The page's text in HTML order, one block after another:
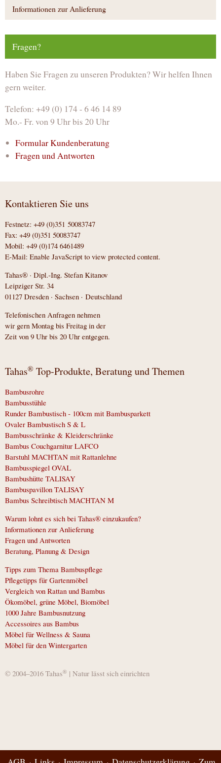
Informationen zur Anlieferung
Fragen?
Haben Sie Fragen zu unseren Produkten? Wir helfen Ihnen
gern weiter.
Telefon: +49 (0) 174 - 6 46 14 89
Mo.- Fr. von 9 Uhr bis 20 Uhr
Formular Kundenberatung
Fragen und Antworten
Kontaktieren Sie uns
Festnetz: +49 (0)351 50083747
Fax: +49 (0)351 50083747
Mobil: +49 (0)174 6461489
E-Mail: Enable JavaScript to view protected content.
Tahas® · Dipl.-Ing. Stefan Kitanov
Leipziger Str. 34
01127 Dresden · Sachsen · Deutschland
Telefonischen Anfragen nehmen
wir gern Montag bis Freitag in der
Zeit von 9 Uhr bis 20 Uhr entgegen.
Tahas® Top-Produkte, Beratung und Themen
Bambusrohre
Bambusstühle
Runder Bambustisch - 100cm mit Bambusparkett
Ovaler Bambustisch S & L
Bambusschränke & Kleiderschränke
Bambus Couchgarnitur LAFCO
Barstuhl MACHTAN mit Rattanlehne
Bambusspiegel OVAL
Bambushütte TALISAY
Bambuspavillon TALISAY
Bambus Schreibtisch MACHTAN M
Warum lohnt es sich bei Tahas® einzukaufen?
Informationen zur Anlieferung
Fragen und Antworten
Beratung, Planung & Design
Tipps zum Thema Bambuspflege
Pflegetipps für Gartenmöbel
Vergleich von Rattan und Bambus
Ökomöbel, grüne Möbel, Biomöbel
1000 Jahre Bambusnutzung
Accessoires aus Bambus
Möbel für Wellness & Sauna
Möbel für den Wintergarten
© 2004–2016 Tahas® | Natur lässt sich einrichten